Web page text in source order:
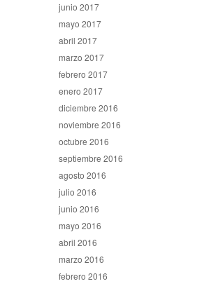
junio 2017
mayo 2017
abril 2017
marzo 2017
febrero 2017
enero 2017
diciembre 2016
noviembre 2016
octubre 2016
septiembre 2016
agosto 2016
julio 2016
junio 2016
mayo 2016
abril 2016
marzo 2016
febrero 2016